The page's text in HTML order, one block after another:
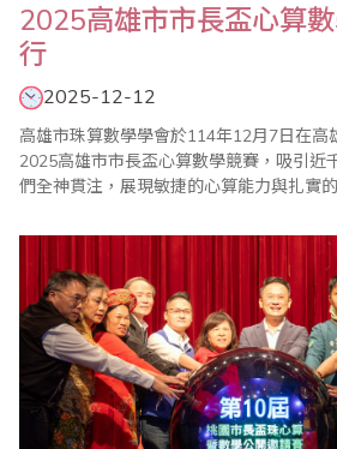
2025高雄市市長盃心算
行
2025-12-12
高雄市珠算數學學會於114年12月7日在高
2025高雄市市長盃心算數學競賽，吸引近
們全神貫注，展現敏捷的心算能力與扎實